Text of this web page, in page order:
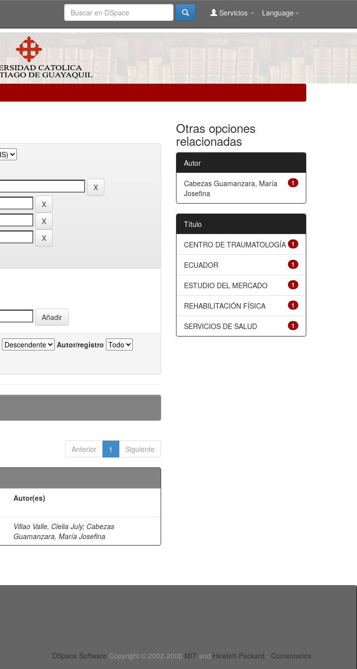
Language
Servicios
Autor/registro
Anterior 1 Siguiente
Autor(es)
Villao Valle, Clelia July; Cabezas
Guamanzara, María Josefina
Otras opciones
relacionadas
Autor
1
Cabezas Guamanzara, María
Josefina
Título
1
CENTRO DE TRAUMATOLOGÍA
1
ECUADOR
1
ESTUDIO DEL MERCADO
1
REHABILITACIÓN FÍSICA
1
SERVICIOS DE SALUD
DSpace Software Copyright © 2002-2008 MIT and Hewlett-Packard - Comentarios